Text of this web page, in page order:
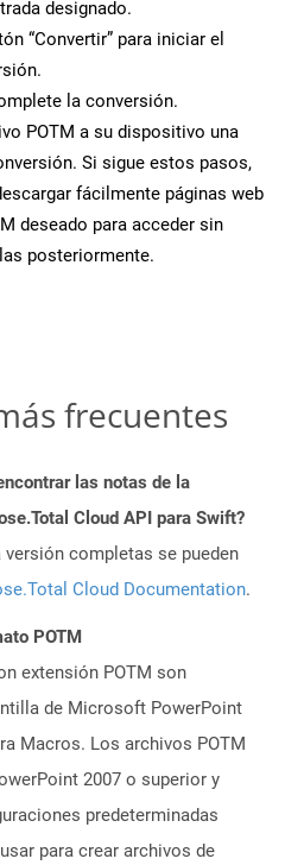
designado.
“Convertir” para iniciar el
la conversión.
POTM a su dispositivo una
Si sigue estos pasos,
fácilmente páginas web
deseado para acceder sin
posteriormente.
frecuentes
las notas de la
Cloud API para Swift?
versión completas se pueden
Cloud Documentation.
POTM
extensión POTM son
de Microsoft PowerPoint
Macros. Los archivos POTM
2007 o superior y
predeterminadas
para crear archivos de